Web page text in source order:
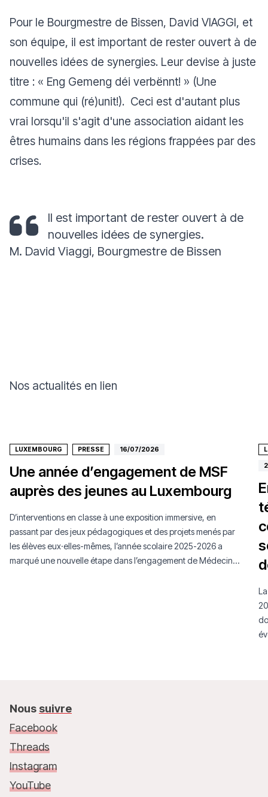
Pour le Bourgmestre de Bissen, David VIAGGI, et
son équipe, il est important de rester ouvert à de
nouvelles idées de synergies. Leur devise à juste
titre : « Eng Gemeng déi verbënnt! » (Une
commune qui (ré)unit!). Ceci est d'autant plus
vrai lorsqu'il s'agit d'une association aidant les
êtres humains dans les régions frappées par des
crises.
Il est important de rester ouvert à de
nouvelles idées de synergies.
M. David Viaggi, Bourgmestre de Bissen
Nos actualités en lien
LUXEMBOURG PRESSE 16/07/2026
Une année d’engagement de MSF
auprès des jeunes au Luxembourg
D’interventions en classe à une exposition immersive, en
passant par des jeux pédagogiques et des projets menés par
les élèves eux·elles-mêmes, l’année scolaire 2025-2026 a
marqué une nouvelle étape dans l’engagement de Médecins
Nous suivre
Facebook
Threads
Instagram
YouTube